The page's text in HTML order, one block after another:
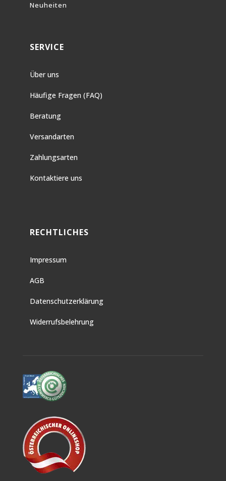
Neuheiten
SERVICE
Über uns
Häufige Fragen (FAQ)
Beratung
Versandarten
Zahlungsarten
Kontaktiere uns
RECHTLICHES
Impressum
AGB
Datenschutzerklärung
Widerrufsbelehrung